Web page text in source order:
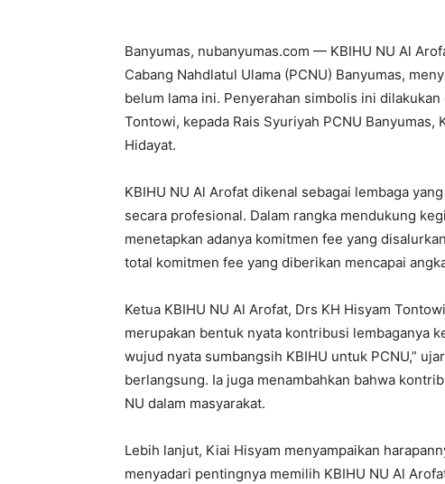
Banyumas, nubanyumas.com — KBIHU NU Al
Cabang Nahdlatul Ulama (PCNU) Banyumas,
belum lama ini. Penyerahan simbolis ini
Tontowi, kepada Rais Syuriyah PCNU Banyumas,
Hidayat.
KBIHU NU Al Arofat dikenal sebagai lembaga
secara profesional. Dalam rangka mendukung
menetapkan adanya komitmen fee yang
total komitmen fee yang diberikan mencapai
Ketua KBIHU NU Al Arofat, Drs KH Hisyam
merupakan bentuk nyata kontribusi lembaganya
wujud nyata sumbangsih KBIHU untuk PCNU,”
berlangsung. Ia juga menambahkan bahwa
NU dalam masyarakat.
Lebih lanjut, Kiai Hisyam menyampaikan
menyadari pentingnya memilih KBIHU NU Al